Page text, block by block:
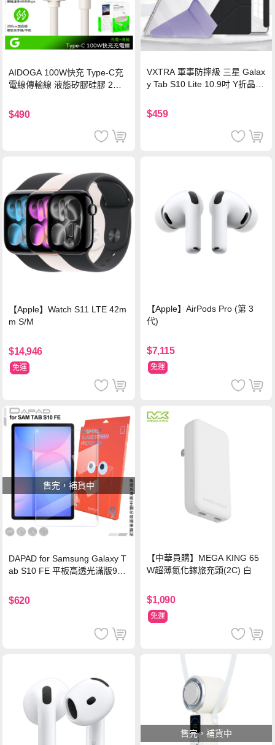
AIDOGA 100W快充 Type-C充
電線傳輸線 液態矽膠硅膠 2M
$490
VXTRA 軍事防摔級 三星 Galax
y Tab S10 Lite 10.9吋 Y折晶透
$459
【Apple】Watch S11 LTE 42m
m S/M
$14,946
免運
【Apple】AirPods Pro (第 3
代)
$7,115
免運
售完，補貨中
DAPAD for Samsung Galaxy T
ab S10 FE 平板高透光滿版9H
$620
【中華員購】MEGA KING 65
W超薄氮化鎵旅充頭(2C) 白
$1,090
免運
售完，補貨中